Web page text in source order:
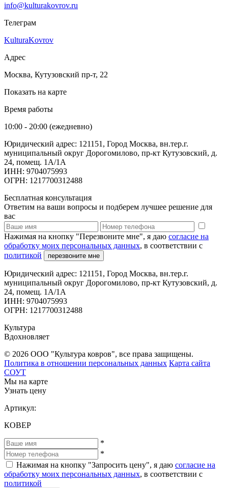
info@kulturakovrov.ru
Телеграм
KulturaKovrov
Адрес
Москва, Кутузовский пр-т, 22
Показать на карте
Время работы
10:00 - 20:00 (ежедневно)
Юридический адрес: 121151, Город Москва, вн.тер.г.
муниципальный округ Дорогомилово, пр-кт Кутузовский, д.
24, помещ. 1А/1А
ИНН: 9704075993
ОГРН: 1217700312488
Бесплатная консультация
Ответим на ваши вопросы и подберем лучшее решение для
вас
Нажимая на кнопку "Перезвоните мне", я даю согласие на
обработку моих персональных данных, в соответствии с
политикой
перезвоните мне
Юридический адрес: 121151, Город Москва, вн.тер.г.
муниципальный округ Дорогомилово, пр-кт Кутузовский, д.
24, помещ. 1А/1А
ИНН: 9704075993
ОГРН: 1217700312488
Культура
Вдохновляет
© 2026 ООО "Культура ковров", все права защищены.
Политика в отношении персональных данных Карта сайта
СОУТ
Мы на карте
Узнать цену
Артикул:
КОВЕР
*
*
Нажимая на кнопку "Запросить цену", я даю согласие на
обработку моих персональных данных, в соответствии с
политикой